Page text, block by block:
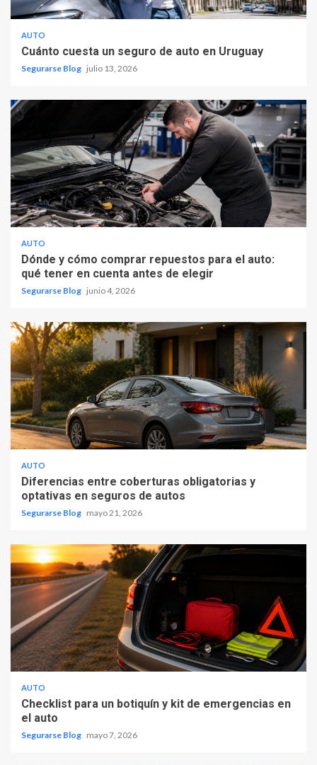
AUTO
Cuánto cuesta un seguro de auto en Uruguay
Segurarse Blog julio 13, 2026
AUTO
Dónde y cómo comprar repuestos para el auto:
qué tener en cuenta antes de elegir
Segurarse Blog junio 4, 2026
AUTO
Diferencias entre coberturas obligatorias y
optativas en seguros de autos
Segurarse Blog mayo 21, 2026
AUTO
Checklist para un botiquín y kit de emergencias en
el auto
Segurarse Blog mayo 7, 2026